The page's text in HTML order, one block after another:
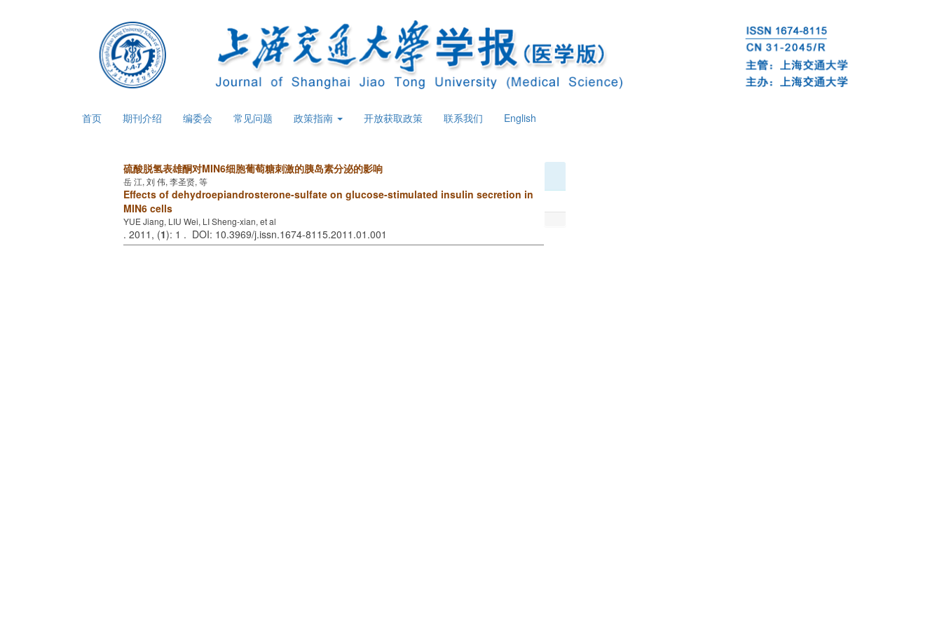
首页 期刊介绍 编委会 常见问题 政策指南 开放获取政策 联系我们 English
硫酸脱氢表雄酮对MIN6细胞葡萄糖刺激的胰岛素分泌的影响
岳 江, 刘 伟, 李圣贤, 等
Effects of dehydroepiandrosterone-sulfate on glucose-stimulated insulin secretion in
MIN6 cells
YUE Jiang, LIU Wei, LI Sheng-xian, et al
. 2011, (1): 1 . DOI: 10.3969/j.issn.1674-8115.2011.01.001